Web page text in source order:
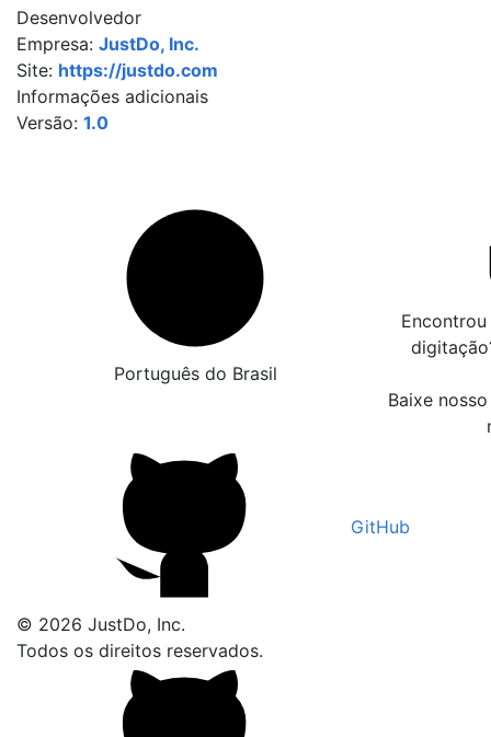
Desenvolvedor
Empresa: JustDo, Inc.
Site: https://justdo.com
Informações adicionais
Versão: 1.0
Português do Brasil
Baixe
GitHub
© 2026 JustDo, Inc.
Todos os direitos reservados.